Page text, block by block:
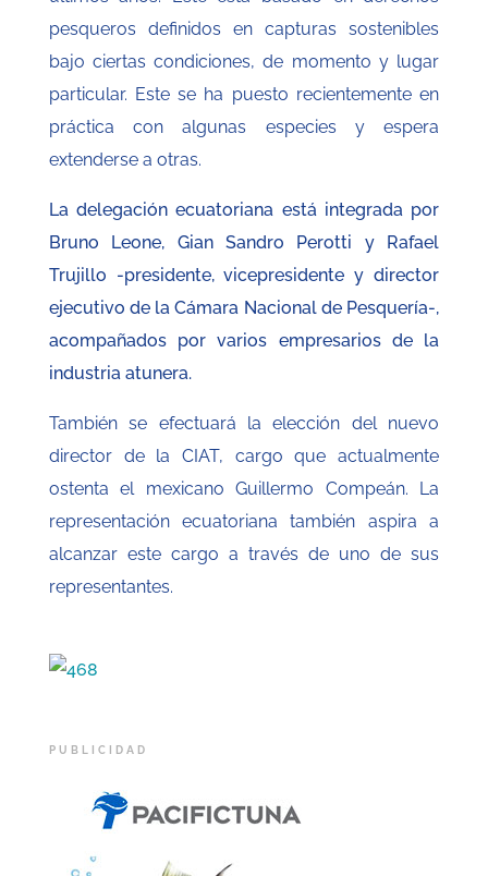
pesqueros definidos en capturas sostenibles
bajo ciertas condiciones, de momento y lugar
particular. Este se ha puesto recientemente en
práctica con algunas especies y espera
extenderse a otras.
La delegación ecuatoriana está integrada por
Bruno Leone, Gian Sandro Perotti y Rafael
Trujillo -presidente, vicepresidente y director
ejecutivo de la Cámara Nacional de Pesquería-,
acompañados por varios empresarios de la
industria atunera.
También se efectuará la elección del nuevo
director de la CIAT, cargo que actualmente
ostenta el mexicano Guillermo Compeán. La
representación ecuatoriana también aspira a
alcanzar este cargo a través de uno de sus
representantes.